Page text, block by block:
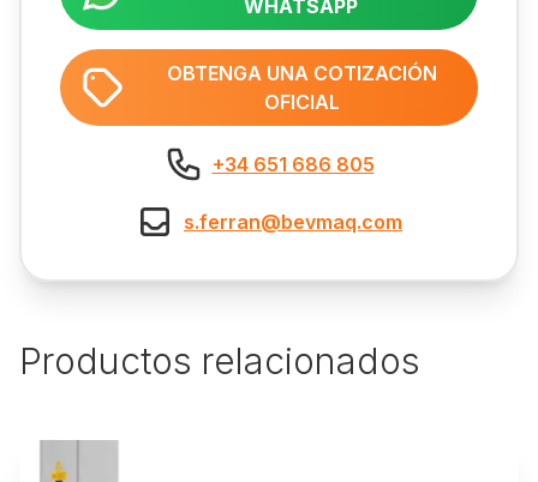
WHATSAPP
OBTENGA UNA COTIZACIÓN
OFICIAL
+34 651 686 805
s.ferran@bevmaq.com
Productos relacionados